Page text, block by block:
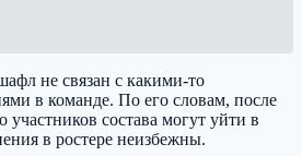
не связан с какими-то
в команде. По его словам, после
участников состава могут уйти в
в ростере неизбежны.